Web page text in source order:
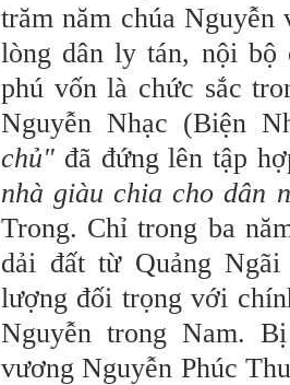
trăm năm chúa
lòng dân ly tán, nội bộ
phú vốn là chức sắc
Nguyễn Nhạc (Biện
chủ" đã đứng lên tập
nhà giàu chia cho dân
Trong. Chỉ trong ba
dải đất từ Quảng
lượng đối trọng với
Nguyễn trong Nam.
vương Nguyễn Phúc